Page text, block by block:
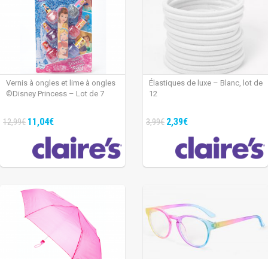
Vernis à ongles et lime à ongles
©Disney Princess – Lot de 7
12,99€ 11,04€
Élastiques de luxe – Blanc, lot de
12
3,99€ 2,39€